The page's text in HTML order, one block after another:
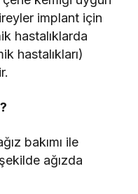
implant için
hastalıklarda
hastalıkları)
bakımı ile
ağızda